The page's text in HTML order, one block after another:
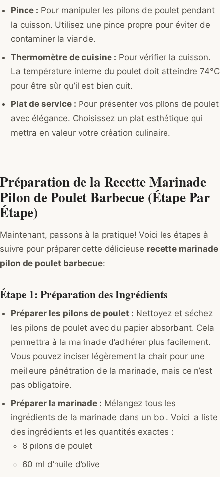
Pince : Pour manipuler les pilons de poulet pendant
la cuisson. Utilisez une pince propre pour éviter de
contaminer la viande.
Thermomètre de cuisine : Pour vérifier la cuisson.
La température interne du poulet doit atteindre 74°C
pour être sûr qu’il est bien cuit.
Plat de service : Pour présenter vos pilons de poulet
avec élégance. Choisissez un plat esthétique qui
mettra en valeur votre création culinaire.
Préparation de la Recette Marinade
Pilon de Poulet Barbecue (Étape Par
Étape)
Maintenant, passons à la pratique! Voici les étapes à
suivre pour préparer cette délicieuse recette marinade
pilon de poulet barbecue:
Étape 1: Préparation des Ingrédients
Préparer les pilons de poulet : Nettoyez et séchez
les pilons de poulet avec du papier absorbant. Cela
permettra à la marinade d’adhérer plus facilement.
Vous pouvez inciser légèrement la chair pour une
meilleure pénétration de la marinade, mais ce n’est
pas obligatoire.
Préparer la marinade : Mélangez tous les
ingrédients de la marinade dans un bol. Voici la liste
des ingrédients et les quantités exactes :
8 pilons de poulet
60 ml d’huile d’olive